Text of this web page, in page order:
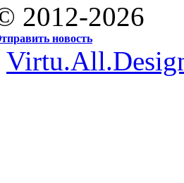
2012-2026
новость